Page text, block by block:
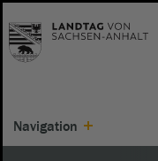
Navigation